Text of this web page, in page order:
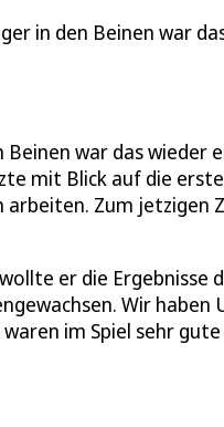
in den Beinen war
war das wieder
mit Blick auf die
Zum jetzigen
er die Ergebnisse
Wir haben
im Spiel sehr